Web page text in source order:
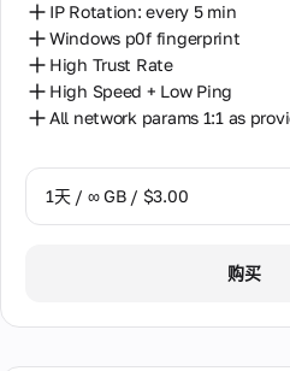
IP Rotation: every 5 min
Windows p0f fingerprint
High Trust Rate
High Speed + Low Ping
All network params 1:1 as
1天 / ∞ GB / $3.00
购买